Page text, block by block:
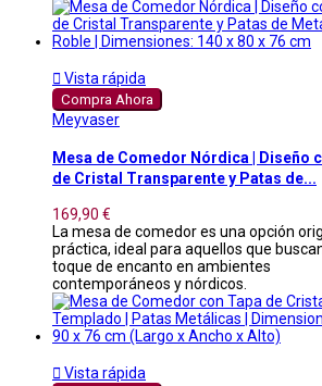
 Vista rápida
Compra Ahora
Meyvaser
Mesa de Comedor Nórdica | Diseño
de Cristal Transparente y Patas de...
169,90 €
La mesa de comedor es una opción
práctica, ideal para aquellos que
toque de encanto en ambientes
contemporáneos y nórdicos.
 Vista rápida